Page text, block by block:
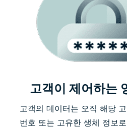
고객이 제어하는
고객의 데이터는 오직 해당
번호 또는 고유한 생체 정보